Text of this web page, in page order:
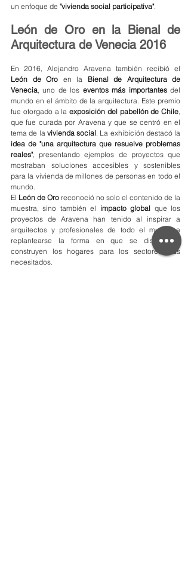
un enfoque de "vivienda social participativa".
León de Oro en la Bienal de
Arquitectura de Venecia 2016
León de Oro en la Bienal de Arquitectura de
Venecia, uno de los eventos más importantes del
mundo en el ámbito de la arquitectura. Este premio
fue otorgado a la exposición del pabellón de Chile,
que fue curada por Aravena y que se centró en el
tema de la vivienda social
idea de "una arquitectura que resuelve problemas
reales", presentando ejemplos de proyectos que
mostraban soluciones accesibles y sostenibles
para la vivienda de millones de personas en todo el
mundo.
El León de Oro reconoció no solo el contenido de la
muestra, sino también el impacto global que los
proyectos de Aravena han tenido al inspirar a
arquitectos y profesionales de todo el mundo a
replantearse la forma en que se diseñan y
construyen los hogares para los sectores más
necesitados.